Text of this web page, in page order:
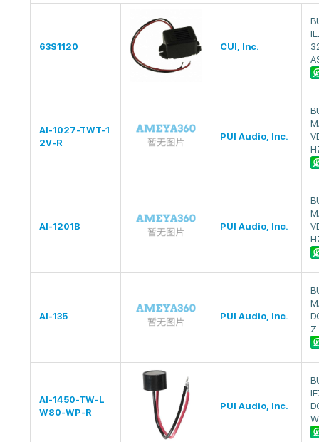
63S1120 CUI, Inc.
AI-1027-TWT-1
2V-R
PUI Audio, Inc.
AI-1201B PUI Audio, Inc.
AI-135 PUI Audio, Inc.
Z
AI-1450-TW-L
W80-WP-R
PUI Audio, Inc.